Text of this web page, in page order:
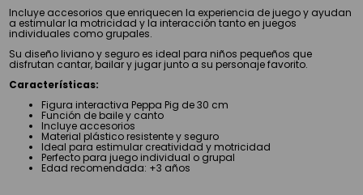
Incluye accesorios que enriquecen la experiencia de juego y ayudan
a estimular la motricidad y la interacción tanto en juegos
individuales como grupales.
Su diseño liviano y seguro es ideal para niños pequeños que
disfrutan cantar, bailar y jugar junto a su personaje favorito.
Características:
Figura interactiva Peppa Pig de 30 cm
Función de baile y canto
Incluye accesorios
Material plástico resistente y seguro
Ideal para estimular creatividad y motricidad
Perfecto para juego individual o grupal
Edad recomendada: +3 años